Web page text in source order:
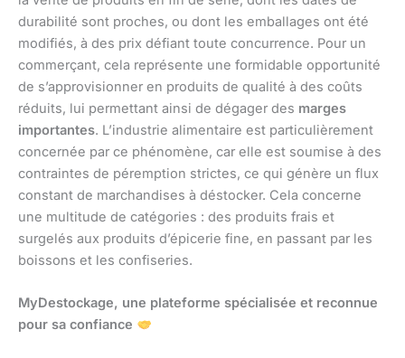
durabilité sont proches, ou dont les emballages ont été
modifiés, à des prix défiant toute concurrence. Pour un
commerçant, cela représente une formidable opportunité
de s’approvisionner en produits de qualité à des coûts
réduits, lui permettant ainsi de dégager des marges
importantes. L’industrie alimentaire est particulièrement
concernée par ce phénomène, car elle est soumise à des
contraintes de péremption strictes, ce qui génère un flux
constant de marchandises à déstocker. Cela concerne
une multitude de catégories : des produits frais et
surgelés aux produits d’épicerie fine, en passant par les
boissons et les confiseries.
MyDestockage, une plateforme spécialisée et reconnue
pour sa confiance